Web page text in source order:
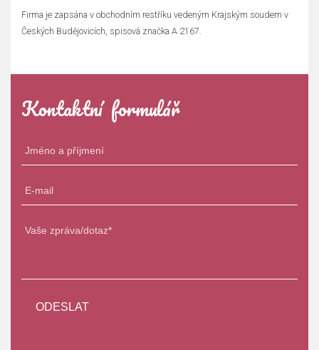
Firma je zapsána v obchodním restříku vedeným Krajským soudem v
Českých Budějovicích, spisová značka A 2167.
Kontaktní formulář